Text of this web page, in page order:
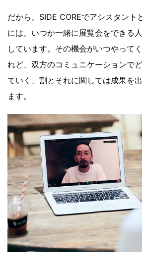
だから、SIDE COREでアシスタント
には、いつか一緒に展覧会をできる
しています。その機会がいつやって
れど、双方のコミュニケーションで
ていく、割とそれに関しては成果を
ます。